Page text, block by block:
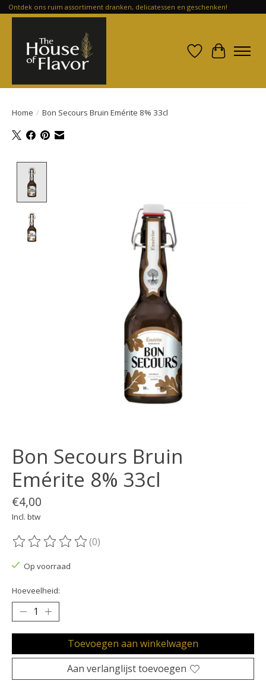
Ontdek ons ruim assortiment dranken, delicatessen en geschenken!
Verlanglijst
Home / Bon Secours Bruin Emérite 8% 33cl
Bon Secours Bruin
Emérite 8% 33cl
€4,00
Incl. btw
De beoordeling van dit product is
(0)
Op voorraad
Hoeveelheid:
Toevoegen aan winkelwagen
Aan verlanglijst toevoegen